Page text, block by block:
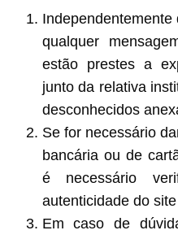
qualquer
estão prestes a
junto da relativa
desconhecidos
Se for necessário
bancária ou de
é necessário
autenticidade do
Em caso de